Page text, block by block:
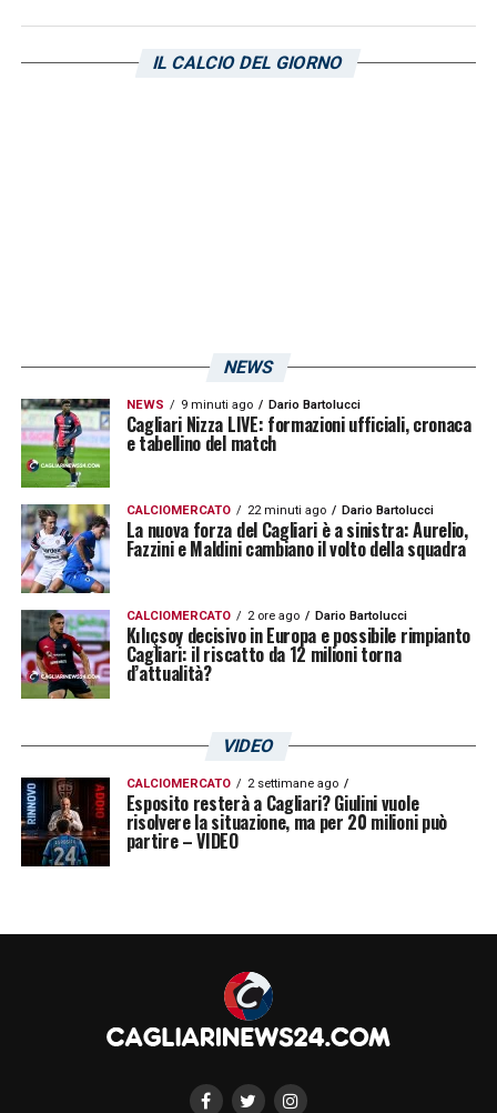
già dalla sera precedente. Ecco, allora, le
prime pagine deiQuotidiani Sportividi oggi
IL CALCIO DEL GIORNO
NEWS
NEWS 9 minuti ago Dario Bartolucci
Cagliari Nizza LIVE: formazioni ufficiali, cronaca
e tabellino del match
CALCIOMERCATO 22 minuti ago Dario Bartolucci
La nuova forza del Cagliari è a sinistra: Aurelio,
Fazzini e Maldini cambiano il volto della squadra
CALCIOMERCATO 2 ore ago Dario Bartolucci
Kılıçsoy decisivo in Europa e possibile rimpianto
Cagliari: il riscatto da 12 milioni torna
d’attualità?
VIDEO
CALCIOMERCATO 2 settimane ago
Esposito resterà a Cagliari? Giulini vuole
risolvere la situazione, ma per 20 milioni può
partire – VIDEO